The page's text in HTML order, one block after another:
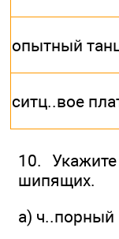
опытный
ситц..вое
10.
шипящих.
а) ч..порный